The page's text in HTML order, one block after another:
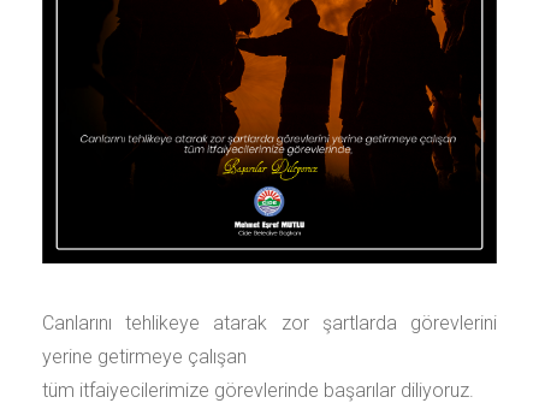
Canlarını tehlikeye atarak zor şartlarda görevlerini
yerine getirmeye çalışan
tüm itfaiyecilerimize görevlerinde başarılar diliyoruz.